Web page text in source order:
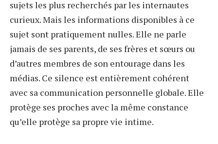
sujets les plus recherchés par les internautes
curieux. Mais les informations disponibles à ce
sujet sont pratiquement nulles. Elle ne parle
jamais de ses parents, de ses frères et sœurs ou
d’autres membres de son entourage dans les
médias. Ce silence est entièrement cohérent
avec sa communication personnelle globale. Elle
protège ses proches avec la même constance
qu’elle protège sa propre vie intime.